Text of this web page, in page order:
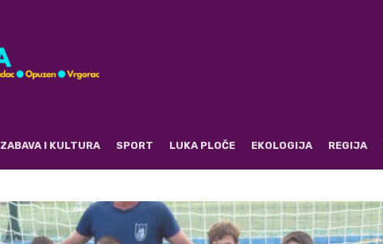
ZABAVA I KULTURA SPORT LUKA PLOČE EKOLOGIJA REGIJA